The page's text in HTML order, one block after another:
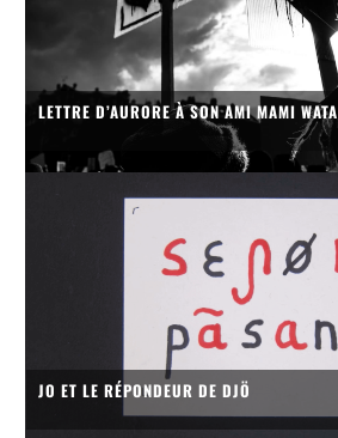
LETTRE D’AURORE À SON AMI MAMI WATA
JO ET LE RÉPONDEUR DE DJÖ